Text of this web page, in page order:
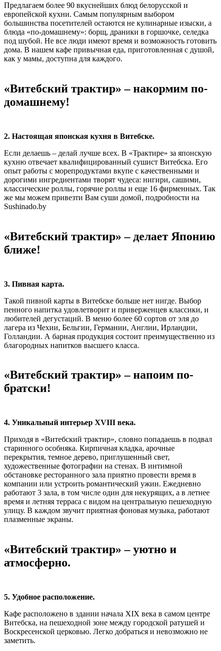
Предлагаем более 90 вкуснейших блюд белорусской и
европейской кухни. Самым популярным выбором
большинства посетителей остаются не кулинарные изыски, а
блюда «по-домашнему»: борщ, драники в горшочке, селедка
под шубой. Не все люди имеют время и возможность готовить
дома. В нашем кафе привычная еда, приготовленная с душой,
как у мамы, доступна для каждого.
«Витебский трактир» – накормим по-
домашнему!
2. Настоящая японская кухня в Витебске.
Если делаешь – делай лучше всех. В «Трактире» за японскую
кухню отвечает квалифицированный сушист Витебска. Его
опыт работы с морепродуктами вкупе с качественными и
дорогими ингредиентами творят чудеса: нигири, сашими,
классические роллы, горячие роллы и еще 16 фирменных. Так
же мы можем привезти Вам суши домой, подробности на
Sushinado.by
«Витебский трактир» – делает Японию
ближе!
3. Пивная карта.
Такой пивной карты в Витебске больше нет нигде. Выбор
пенного напитка удовлетворит и приверженцев классики, и
любителей дегустаций. В меню более 60 сортов от эля до
лагера из Чехии, Бельгии, Германии, Англии, Ирландии,
Голландии. А барная продукция состоит преимущественно из
благородных напитков высшего класса.
«Витебский трактир» – напоим по-
братски!
4. Уникальный интерьер XVIII века.
Приходя в «Витебский трактир», словно попадаешь в подвал
старинного особняка. Кирпичная кладка, арочные
перекрытия, темное дерево, приглушенный свет,
художественные фотографии на стенах. В интимной
обстановке ресторанного зала приятно провести время в
компании или устроить романтический ужин. Ежедневно
работают 3 зала, в том числе один для некурящих, а в летнее
время и летняя терраса с видом на центральную пешеходную
улицу. В каждом звучит приятная фоновая музыка, работают
плазменные экраны.
«Витебский трактир» – уютно и
атмосферно.
5. Удобное расположение.
Кафе расположено в здании начала ХIX века в самом центре
Витебска, на пешеходной зоне между городской ратушей и
Воскресенской церковью. Легко добраться и невозможно не
заметить.